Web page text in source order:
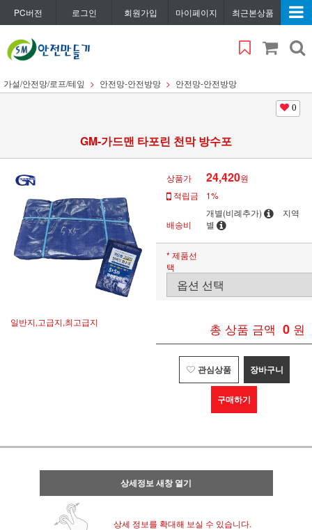
PC버전 로그인 회원가입 마이페이지 최근본상품
가설/안전망/로프/테잎 안전망-안전방망 안전망-안전방망
0
GM-가드맨 타포린 천막 방수포
일반지,고급지,최고급지
상품가 24,420원
적립금
1%
배송비
개별(비례추가)
지역
별
* 제품선
택
총 상품 금액 0 원
관심상품 장바구니
구매하기
상세정보 새창 열기
상세 정보를 확대해 보실 수 있습니다.